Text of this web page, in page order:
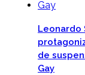
Leonardo
de
Gay